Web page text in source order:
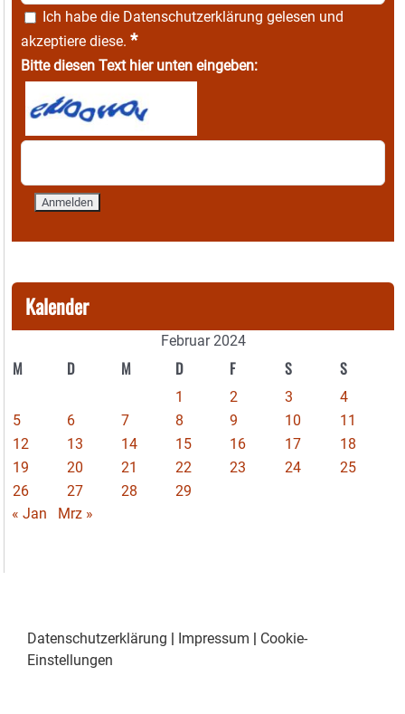
Ich habe die Datenschutzerklärung gelesen und
akzeptiere diese. *
Bitte diesen Text hier unten eingeben:
Kalender
Februar 2024
M D M D F S S
1 2 3
4
5
6 7 8 9 10
11
12
13 14 15 16 17
18
19
20 21 22 23 24
25
26
27 28
29
« Jan
Mrz »
Datenschutzerklärung | Impressum | Cookie-
Einstellungen